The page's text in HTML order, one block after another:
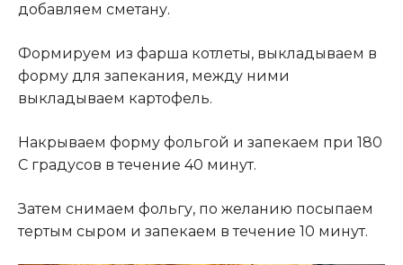
добавляем сметану.
Формируем из фарша котлеты, выкладываем в
форму для запекания, между ними
выкладываем картофель.
Накрываем форму фольгой и запекаем при 180
С градусов в течение 40 минут.
Затем снимаем фольгу, по желанию посыпаем
тертым сыром и запекаем в течение 10 минут.